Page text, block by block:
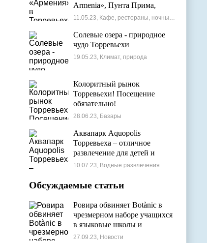
Armenia», Пунта Прима,
Испания
11.05.23, Кафе, рестораны, ночные клубы
Солевые озера - природное
чудо Торревьехи
19.05.23, Климат, природа
Колоритный рынок
Торревьехи! Посещение
обязательно!
28.06.23, Базары
Аквапарк Aquopolis
Торревьеха – отличное
развлечение для детей и
взрослых
10.07.23, Водные развлечения
Обсуждаемые статьи
Ровира обвиняет Botànic в
чрезмерном наборе учащихся
в языковые школы и
проблемах с ассигнованиями
27.09.23, Новости